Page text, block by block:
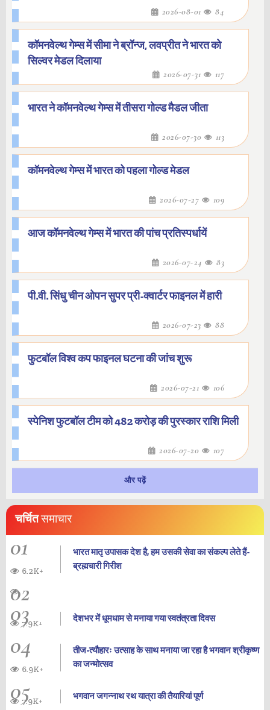
2026-08-01 84
कॉमनवेल्थ गेम्स में सीमा ने ब्रॉन्ज, लवप्रीत ने भारत को
सिल्वर मेडल दिलाया
2026-07-31 117
भारत ने कॉमनवेल्थ गेम्स में तीसरा गोल्ड मैडल जीता
2026-07-30 113
कॉमनवेल्थ गेम्स में भारत को पहला गोल्ड मेडल
2026-07-27 109
आज कॉमनवेल्थ गेम्स में भारत की पांच प्रतिस्पर्धायें
2026-07-24 83
पी.वी. सिंधु चीन ओपन सुपर प्री-क्वार्टर फाइनल में हारी
2026-07-23 88
फुटबॉल विश्व कप फाइनल घटना की जांच शुरू
2026-07-21 106
स्पेनिश फुटबॉल टीम को 482 करोड़ की पुरस्कार राशि मिली
2026-07-20 107
और पढ़ें
चर्चितसमाचार
01
भारत मातृ उपासक देश है, हम उसकी सेवा का संकल्प लेते हैं-
ब्रह्मचारी गिरीश
6.2K+
02
03 देशभर में धूमधाम से मनाया गया स्वतंत्रता दिवस
7.9K+
04
तीज-त्यौहारः उत्साह के साथ मनाया जा रहा है भगवान श्रीकृष्ण
का जन्‍मोत्‍सव
6.9K+
05 भगवान जगन्नाथ रथ यात्रा की तैयारियां पूर्ण
7.9K+